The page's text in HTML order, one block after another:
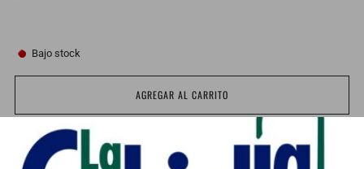
Bajo stock
AGREGAR AL CARRITO